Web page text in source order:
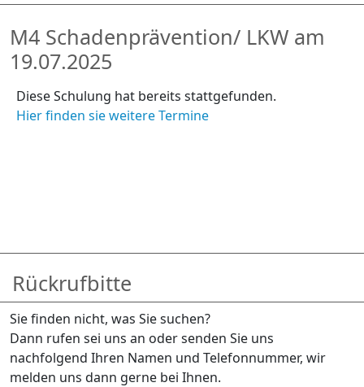
M4 Schadenprävention/ LKW am
19.07.2025
Diese Schulung hat bereits stattgefunden.
Hier finden sie weitere Termine
Rückrufbitte
Sie finden nicht, was Sie suchen?
Dann rufen sei uns an oder senden Sie uns
nachfolgend Ihren Namen und Telefonnummer, wir
melden uns dann gerne bei Ihnen.